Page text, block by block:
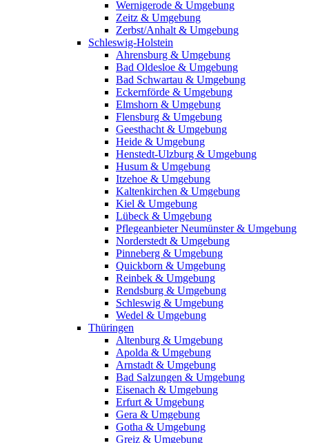
Wernigerode & Umgebung
Zeitz & Umgebung
Zerbst/Anhalt & Umgebung
Schleswig-Holstein
Ahrensburg & Umgebung
Bad Oldesloe & Umgebung
Bad Schwartau & Umgebung
Eckernförde & Umgebung
Elmshorn & Umgebung
Flensburg & Umgebung
Geesthacht & Umgebung
Heide & Umgebung
Henstedt-Ulzburg & Umgebung
Husum & Umgebung
Itzehoe & Umgebung
Kaltenkirchen & Umgebung
Kiel & Umgebung
Lübeck & Umgebung
Pflegeanbieter Neumünster & Umgebung
Norderstedt & Umgebung
Pinneberg & Umgebung
Quickborn & Umgebung
Reinbek & Umgebung
Rendsburg & Umgebung
Schleswig & Umgebung
Wedel & Umgebung
Thüringen
Altenburg & Umgebung
Apolda & Umgebung
Arnstadt & Umgebung
Bad Salzungen & Umgebung
Eisenach & Umgebung
Erfurt & Umgebung
Gera & Umgebung
Gotha & Umgebung
Greiz & Umgebung